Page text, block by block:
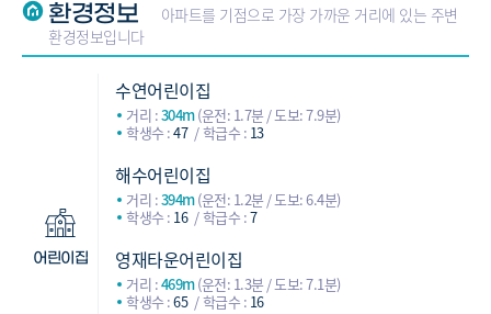
환경정보
아파트를 기점으로 가장 가까운 거리에 있는 주변
환경정보입니다
어린이집
수연어린이집
거리 :304m(운전: 1.7분 / 도보: 7.9분)
학생수 :47 학급수 : 13
해수어린이집
거리 :394m(운전: 1.2분 / 도보: 6.4분)
학생수 : 16 학급수 :7
영재타운어린이집
거리 :469m(운전: 1.3분 / 도보: 7.1분)
학생수 :65 학급수 : 16